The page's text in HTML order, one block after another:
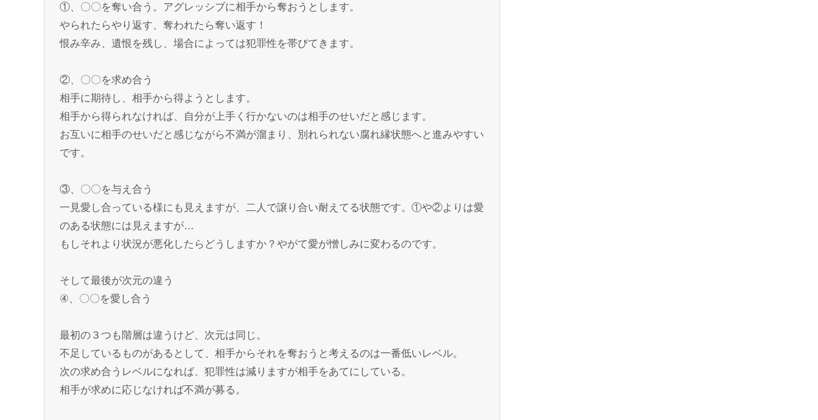
①、〇〇を奪い合う。アグレッシブに相手から奪おうとします。
やられたらやり返す、奪われたら奪い返す！
恨み辛み、遺恨を残し、場合によっては犯罪性を帯びてきます。
②、〇〇を求め合う
相手に期待し、相手から得ようとします。
相手から得られなければ、自分が上手く行かないのは相手のせいだと感じます。
お互いに相手のせいだと感じながら不満が溜まり、別れられない腐れ縁状態へと進みやすい
です。
③、〇〇を与え合う
一見愛し合っている様にも見えますが、二人で譲り合い耐えてる状態です。①や②よりは愛
のある状態には見えますが…
もしそれより状況が悪化したらどうしますか？やがて愛が憎しみに変わるのです。
そして最後が次元の違う
④、〇〇を愛し合う
最初の３つも階層は違うけど、次元は同じ。
不足しているものがあるとして、相手からそれを奪おうと考えるのは一番低いレベル。
次の求め合うレベルになれば、犯罪性は減りますが相手をあてにしている。
相手が求めに応じなければ不満が募る。